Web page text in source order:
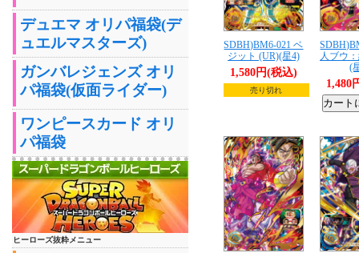
デュエマ オリパ福袋(デ
ュエルマスターズ)
ガンバレジェンズ オリ
パ福袋(仮面ライダー)
ワンピースカード オリ
パ福袋
ヒーローズ抜粋メニュー
SDBH)BM6-021 ベ
ジット (UR)(星4)
1,580円(税込)
売り切れ
人ブウ
(
1,480